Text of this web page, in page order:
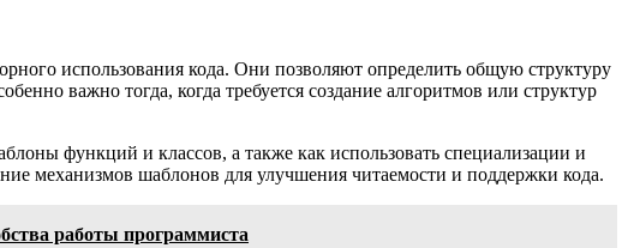
использования кода. Они позволяют определить общую структуру
важно тогда, когда требуется создание алгоритмов или структур
функций и классов, а также как использовать специализации и
механизмов шаблонов для улучшения читаемости и поддержки кода.
работы программиста